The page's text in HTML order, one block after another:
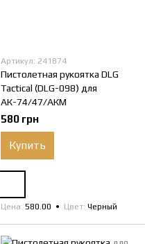
Артикул: 241874
Пистолетная рукоятка DLG
Tactical (DLG-098) для
АК-74/47/АКМ
580 грн
Купить
Цена 580.00 Цвет Черный